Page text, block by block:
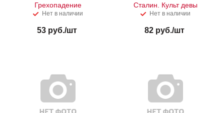
Грехопадение
Нет в наличии
53 руб./шт
Сталин. Культ девы
Нет в наличии
82 руб./шт